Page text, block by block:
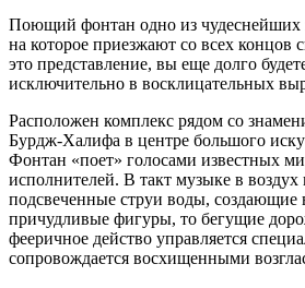
Поющий фонтан одно из чудеснейших
на которое приезжают со всех концов
это представление, вы еще долго
исключительно в восклицательных
Расположен комплекс рядом со
Бурдж-Халифа в центре большого
Фонтан «поет» голосами известных
исполнителей. В такт музыке в
подсвеченные струи воды, создающие
причудливые фигуры, то бегущие
фееричное действо управляется
сопровождается восхищенными